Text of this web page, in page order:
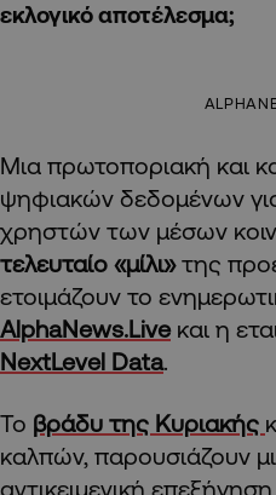
εκλογικό αποτέλεσμα;
Mια πρωτοποριακή και
ψηφιακών δεδομένων
χρηστών των μέσων
τελευταίο «μίλι»της
ετοιμάζουν το
AlphaNews.Liveκαι η
NextLevel Data.
To βράδυ της Κυριακής
καλπών, παρουσιάζουν
αντικειμενική